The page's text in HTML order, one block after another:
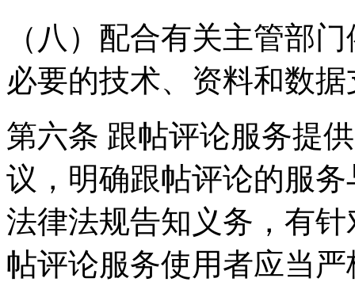
（八）配合有关主管部
必要的技术、资料和数
第六条 跟帖评论服务提
议，明确跟帖评论的服
法律法规告知义务，有
帖评论服务使用者应当